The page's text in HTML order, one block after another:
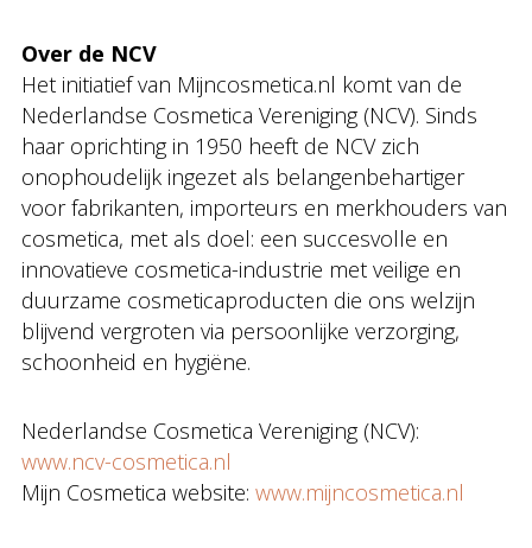
Over de NCV
Het initiatief van Mijncosmetica.nl komt van de
Nederlandse Cosmetica Vereniging (NCV). Sinds
haar oprichting in 1950 heeft de NCV zich
onophoudelijk ingezet als belangenbehartiger
voor fabrikanten, importeurs en merkhouders van
cosmetica, met als doel: een succesvolle en
innovatieve cosmetica-industrie met veilige en
duurzame cosmeticaproducten die ons welzijn
blijvend vergroten via persoonlijke verzorging,
schoonheid en hygiëne.
Nederlandse Cosmetica Vereniging (NCV):
www.ncv-cosmetica.nl
Mijn Cosmetica website: www.mijncosmetica.nl